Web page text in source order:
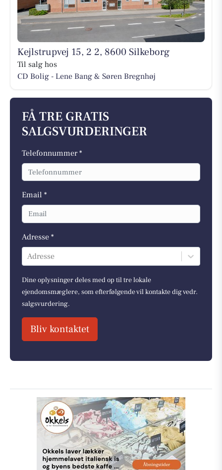
Kejlstrupvej 15, 2 2, 8600 Silkeborg
Til salg hos
CD Bolig - Lene Bang & Søren Bregnhøj
FÅ TRE GRATIS
SALGSVURDERINGER
Telefonnummer *
Email *
Adresse *
Adresse
Dine oplysninger deles med op til tre lokale
ejendomsmæglere, som efterfølgende vil kontakte dig vedr.
salgsvurdering.
Bliv kontaktet